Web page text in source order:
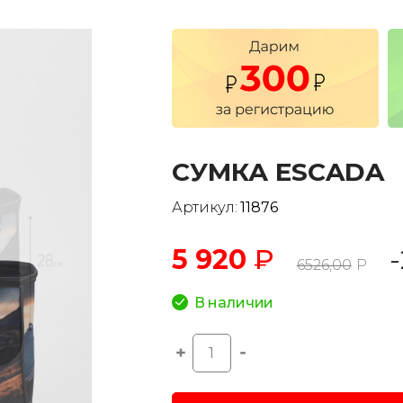
СУМКА ESCADA
Артикул: 11876
5 920 ₽ 6526,00 Р
В наличии